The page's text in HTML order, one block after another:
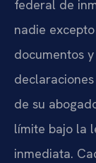
federal de
nadie
documentos
de su
límite bajo la
inmediata.